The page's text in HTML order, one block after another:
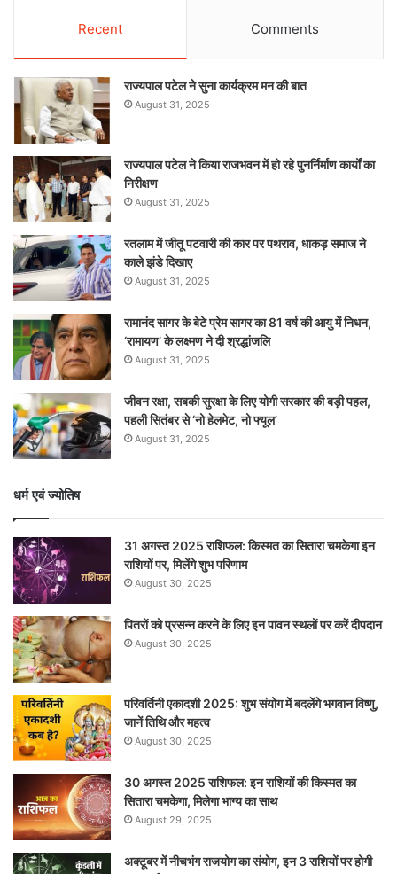
Recent Comments
राज्यपाल पटेल ने सुना कार्यक्रम मन की बात
August 31, 2025
राज्यपाल पटेल ने किया राजभवन में हो रहे पुनर्निर्माण कार्यों का
निरीक्षण
August 31, 2025
रतलाम में जीतू पटवारी की कार पर पथराव, धाकड़ समाज ने
काले झंडे दिखाए
August 31, 2025
रामानंद सागर के बेटे प्रेम सागर का 81 वर्ष की आयु में निधन,
‘रामायण’ के लक्ष्मण ने दी श्रद्धांजलि
August 31, 2025
जीवन रक्षा, सबकी सुरक्षा के लिए योगी सरकार की बड़ी पहल,
पहली सितंबर से ‘नो हेलमेट, नो फ्यूल’
August 31, 2025
धर्म एवं ज्योतिष
31 अगस्त 2025 राशिफल: किस्मत का सितारा चमकेगा इन
राशियों पर, मिलेंगे शुभ परिणाम
August 30, 2025
पितरों को प्रसन्न करने के लिए इन पावन स्थलों पर करें दीपदान
August 30, 2025
परिवर्तिनी एकादशी 2025: शुभ संयोग में बदलेंगे भगवान विष्णु,
जानें तिथि और महत्व
August 30, 2025
30 अगस्त 2025 राशिफल: इन राशियों की किस्मत का
सितारा चमकेगा, मिलेगा भाग्य का साथ
August 29, 2025
अक्टूबर में नीचभंग राजयोग का संयोग, इन 3 राशियों पर होगी